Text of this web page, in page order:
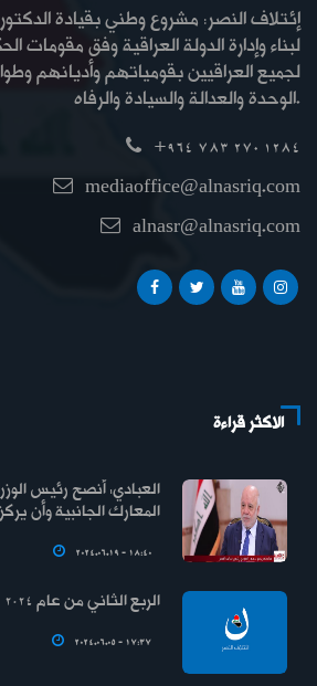
إئتلاف النصر: مشروع وطني بقيادة
لبناء وإدارة الدولة العراقية وفق مقومات
لجميع العراقيين بقومياتهم وأديانهم
الوحدة والعدالة والسيادة والرفاه.
+964 783 270 1284
mediaoffice@alnasriq.com
alnasr@alnasriq.com
الاكثر قراءة
العبادي: أنصح رئيس
المعارك الجانبية وأن
2024.06.19 - 18:40
الربع الثاني من عام 2024
2024.06.05 - 17:37